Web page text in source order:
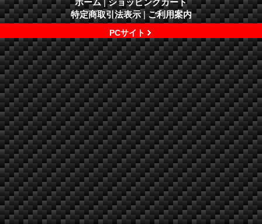
ホーム | ショッピングカート
特定商取引法表示 | ご利用案内
PCサイト